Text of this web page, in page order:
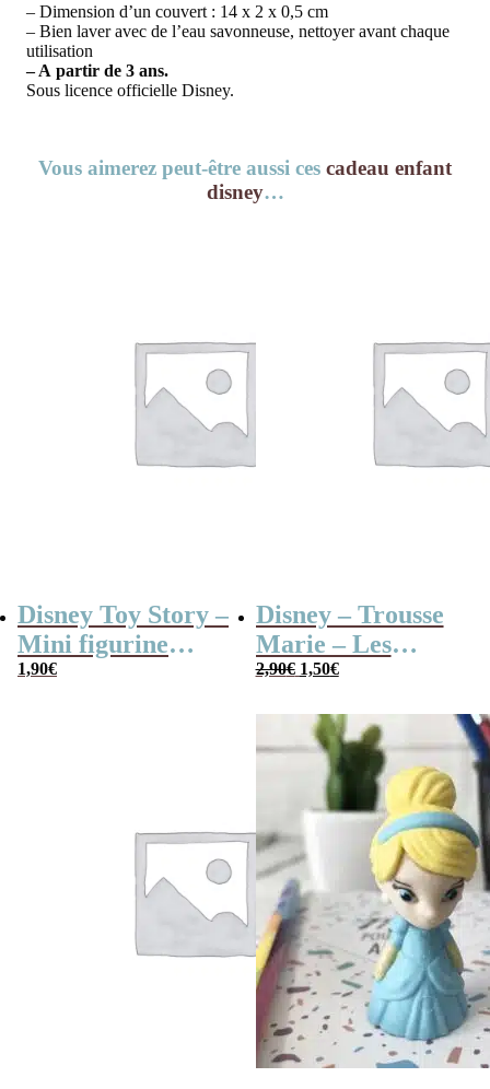
– Dimension d’un couvert : 14 x 2 x 0,5 cm
– Bien laver avec de l’eau savonneuse, nettoyer avant chaque
utilisation
– A partir de 3 ans.
Sous licence officielle Disney.
Vous aimerez peut-être aussi ces cadeau enfant
disney…
Disney Toy Story –
Mini figurine
mystère série B
1,90€
Disney – Trousse
Marie – Les
Aristochats
2,90€ Le
était :
2,90€.
1,50€Le
est :
1,50€.